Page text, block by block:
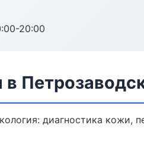
20:00
в
диагностика кожи,